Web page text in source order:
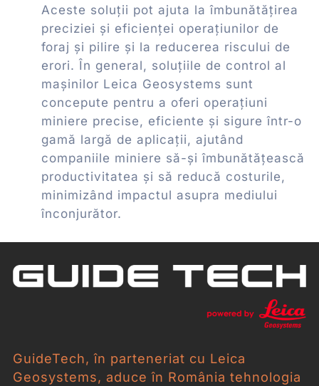
Aceste soluții pot ajuta la îmbunătățirea
preciziei și eficienței operațiunilor de
foraj și pilire și la reducerea riscului de
erori. În general, soluțiile de control al
mașinilor Leica Geosystems sunt
concepute pentru a oferi operațiuni
miniere precise, eficiente și sigure într-o
gamă largă de aplicații, ajutând
companiile miniere să-și îmbunătățească
productivitatea și să reducă costurile,
minimizând impactul asupra mediului
înconjurător.
GuideTech, în parteneriat cu Leica
Geosystems, aduce în România tehnologia